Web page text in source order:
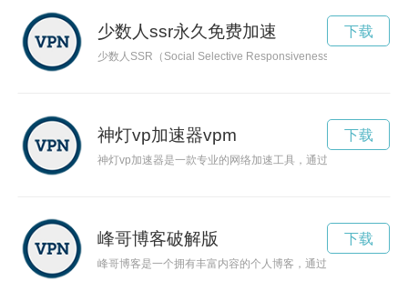
少数人ssr永久免费加速
少数人SSR（Social Selective Responsiveness）是一种现象
下载
神灯vp加速器vpm
神灯vp加速器是一款专业的网络加速工具，通过VPN技术帮助
下载
峰哥博客破解版
峰哥博客是一个拥有丰富内容的个人博客，通过启迪智慧和思
下载